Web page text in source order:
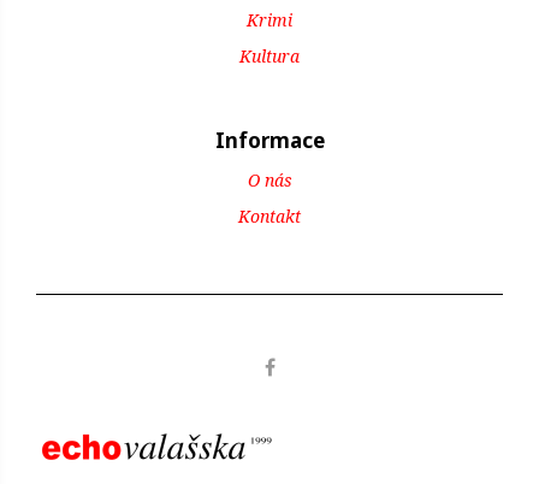
Krimi
Kultura
Informace
O nás
Kontakt